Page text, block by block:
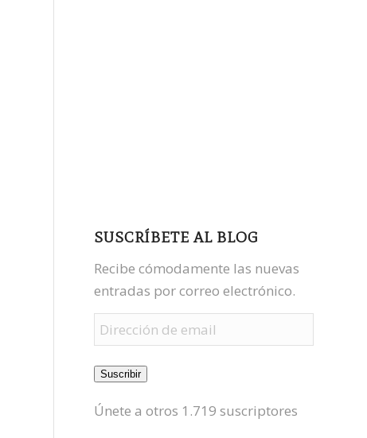
SUSCRÍBETE AL BLOG
Recibe cómodamente las nuevas
entradas por correo electrónico.
Dirección
de
email
Suscribir
Únete a otros 1.719 suscriptores